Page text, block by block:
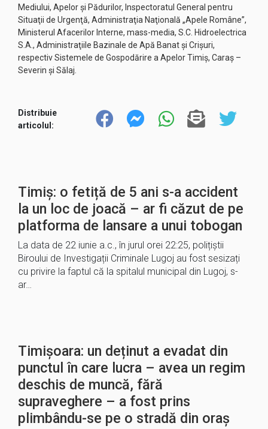
Mediului, Apelor şi Pădurilor, Inspectoratul General pentru
Situaţii de Urgenţă, Administraţia Naţională „Apele Române”,
Ministerul Afacerilor Interne, mass-media, S.C. Hidroelectrica
S.A., Administraţiile Bazinale de Apă Banat şi Crişuri,
respectiv Sistemele de Gospodărire a Apelor Timiş, Caraş –
Severin şi Sălaj.
Distribuie
articolul:
Timiș: o fetiță de 5 ani s-a accident
la un loc de joacă – ar fi căzut de pe
platforma de lansare a unui tobogan
La data de 22 iunie a.c., în jurul orei 22:25, polițiștii
Biroului de Investigații Criminale Lugoj au fost sesizați
cu privire la faptul că la spitalul municipal din Lugoj, s-
ar…
Timișoara: un deținut a evadat din
punctul în care lucra – avea un regim
deschis de muncă, fără
supraveghere – a fost prins
plimbându-se pe o stradă din oraș